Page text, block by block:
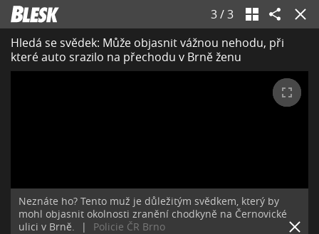
3/3
Hledá se svědek: Může objasnit vážnou nehodu, při
které auto srazilo na přechodu v Brně ženu
Neznáte ho? Tento muž je důležitým svědkem, který by
mohl objasnit okolnosti zranění chodkyně na Černovické
ulici v Brně.
| Policie ČR Brno